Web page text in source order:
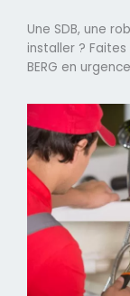
Une SDB, une
installer ? Faites
BERG en